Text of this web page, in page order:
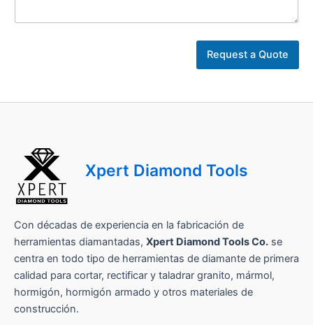
Request a Quote
Xpert Diamond Tools
Con décadas de experiencia en la fabricación de
herramientas diamantadas, Xpert Diamond Tools Co. se
centra en todo tipo de herramientas de diamante de primera
calidad para cortar, rectificar y taladrar granito, mármol,
hormigón, hormigón armado y otros materiales de
construcción.